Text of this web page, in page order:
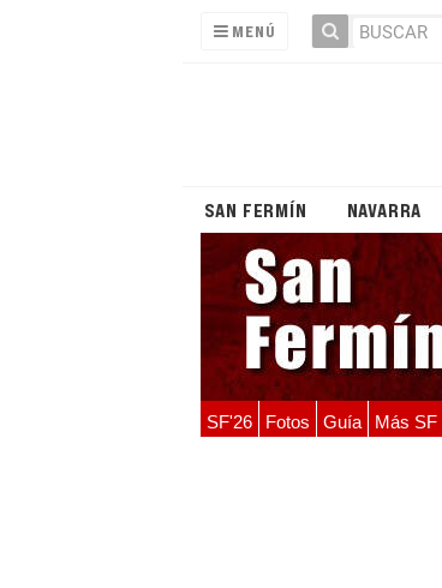
MENÚ
SAN FERMÍN NAVARRA
SF'26 Fotos Guía Más SF